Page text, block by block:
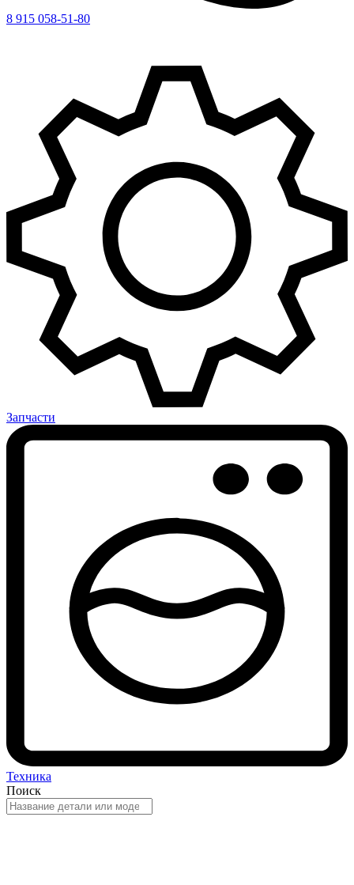
8 915 058-51-80
Запчасти
Техника
Поиск